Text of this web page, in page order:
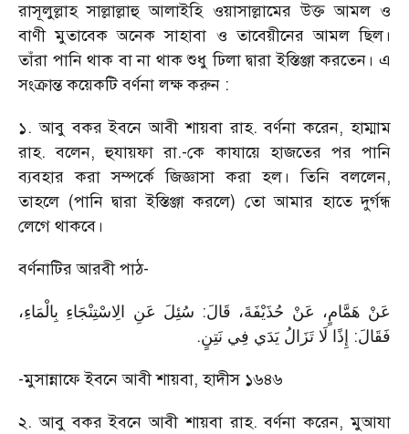
রাসূলুল্লাহ সাল্লাল্লাহু আলাইহি ওয়াসাল্লামের উক্ত আমল ও
বাণী মুতাবেক অনেক সাহাবা ও তাবেয়ীনের আমল ছিল।
তাঁরা পানি থাক বা না থাক শুধু ঢিলা দ্বারা ইস্তিঞ্জা করতেন। এ
সংক্রান্ত কয়েকটি বর্ণনা লক্ষ করুন :
১. আবু বকর ইবনে আবী শায়বা রাহ. বর্ণনা করেন, হাম্মাম
রাহ. বলেন, হুযায়ফা রা.-কে কাযায়ে হাজতের পর পানি
ব্যবহার করা সম্পর্কে জিজ্ঞাসা করা হল। তিনি বললেন,
তাহলে (পানি দ্বারা ইস্তিঞ্জা করলে) তো আমার হাতে দুর্গন্ধ
লেগে থাকবে।
বর্ণনাটির আরবী পাঠ-
عَنْ هَمَّامٍ، عَنْ حُذَيْفَةَ، قَالَ: سُئِلَ عَنِ الِاسْتِنْجَاءِ بِالْمَاءِ،
فَقَالَ: إِذًا لَا تَزَالُ يَدَي فِي نَتِنٍ.
-মুসান্নাফে ইবনে আবী শায়বা, হাদীস ১৬৪৬
২. আবু বকর ইবনে আবী শায়বা রাহ. বর্ণনা করেন, মুআযা